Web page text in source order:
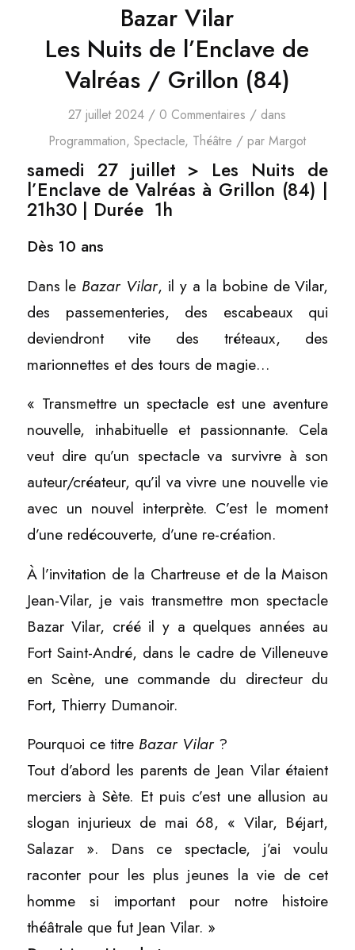
Bazar Vilar
Les Nuits de l’Enclave de
Valréas / Grillon (84)
27 juillet 2024 / 0 Commentaires / dans
Programmation, Spectacle, Théâtre / par Margot
samedi 27 juillet > Les Nuits de
l’Enclave de Valréas à Grillon (84) |
21h30 | Durée 1h
Dès 10 ans
Dans le Bazar Vilar, il y a la bobine de Vilar,
des passementeries, des escabeaux qui
deviendront vite des tréteaux, des
marionnettes et des tours de magie…
« Transmettre un spectacle est une aventure
nouvelle, inhabituelle et passionnante. Cela
veut dire qu’un spectacle va survivre à son
auteur/créateur, qu’il va vivre une nouvelle vie
avec un nouvel interprète. C’est le moment
d’une redécouverte, d’une re-création.
À l’invitation de la Chartreuse et de la Maison
Jean-Vilar, je vais transmettre mon spectacle
Bazar Vilar, créé il y a quelques années au
Fort Saint-André, dans le cadre de Villeneuve
en Scène, une commande du directeur du
Fort, Thierry Dumanoir.
Pourquoi ce titre Bazar Vilar?
Tout d’abord les parents de Jean Vilar étaient
merciers à Sète. Et puis c’est une allusion au
slogan injurieux de mai 68, « Vilar, Béjart,
Salazar ». Dans ce spectacle, j’ai voulu
raconter pour les plus jeunes la vie de cet
homme si important pour notre histoire
théâtrale que fut Jean Vilar. »